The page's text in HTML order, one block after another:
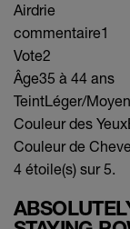
Airdrie
commentaire1
Vote2
Âge35 à 44 ans
TeintLéger/Moyen
Couleur des Yeux
Couleur de
4 étoile(s) sur 5.